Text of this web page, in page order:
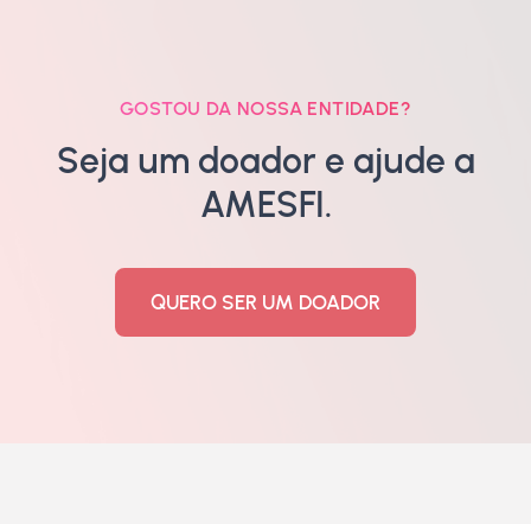
GOSTOU DA NOSSA ENTIDADE?
Seja um doador e ajude a
AMESFI.
QUERO SER UM DOADOR